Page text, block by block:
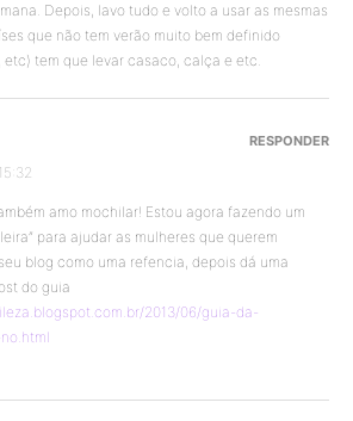
Depois, lavo tudo e volto a usar as mesmas
que não tem verão muito bem definido
etc) tem que levar casaco, calça e etc.
amo mochilar! Estou agora fazendo um
para ajudar as mulheres que querem
blog como uma refencia, depois dá uma
do guia
2013/06/guia-da-
RESPONDER